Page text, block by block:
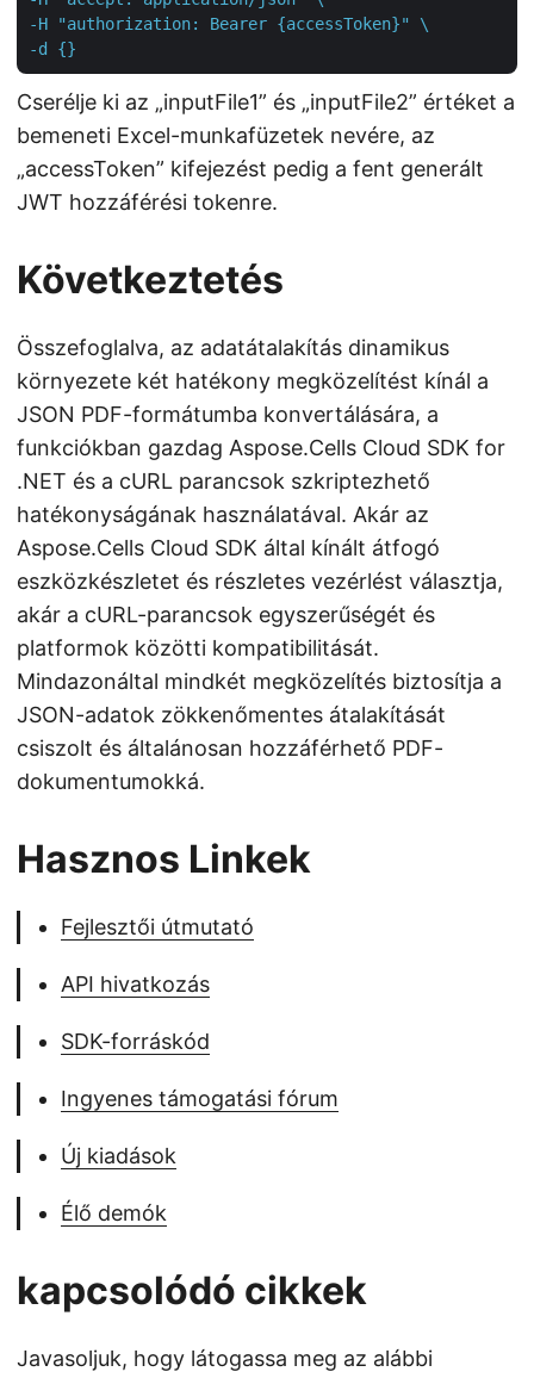
-H "authorization: Bearer {accessToken}" \
-d {}
Cserélje ki az „inputFile1” és „inputFile2” értéket a
bemeneti Excel-munkafüzetek nevére, az
„accessToken” kifejezést pedig a fent generált
JWT hozzáférési tokenre.
Következtetés
Összefoglalva, az adatátalakítás dinamikus
környezete két hatékony megközelítést kínál a
JSON PDF-formátumba konvertálására, a
funkciókban gazdag Aspose.Cells Cloud SDK for
.NET és a cURL parancsok szkriptezhető
hatékonyságának használatával. Akár az
Aspose.Cells Cloud SDK által kínált átfogó
eszközkészletet és részletes vezérlést választja,
akár a cURL-parancsok egyszerűségét és
platformok közötti kompatibilitását.
Mindazonáltal mindkét megközelítés biztosítja a
JSON-adatok zökkenőmentes átalakítását
csiszolt és általánosan hozzáférhető PDF-
dokumentumokká.
Hasznos Linkek
Fejlesztői útmutató
API hivatkozás
SDK-forráskód
Ingyenes támogatási fórum
Új kiadások
Élő demók
kapcsolódó cikkek
Javasoljuk, hogy látogassa meg az alábbi